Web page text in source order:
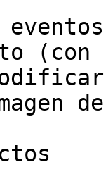
(con